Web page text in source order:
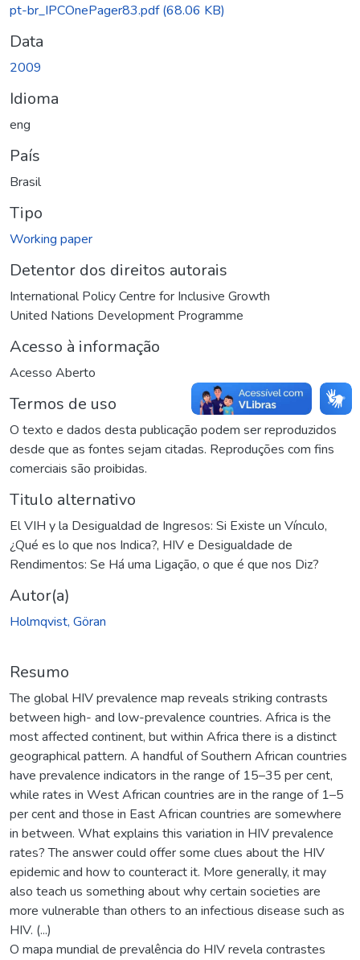
pt-br_IPCOnePager83.pdf(68.06 KB)
Data
2009
Idioma
eng
País
Brasil
Tipo
Working paper
Detentor dos direitos autorais
International Policy Centre for Inclusive Growth
United Nations Development Programme
Acesso à informação
Acesso Aberto
Termos de uso
O texto e dados desta publicação podem ser reproduzidos
desde que as fontes sejam citadas. Reproduções com fins
comerciais são proibidas.
Titulo alternativo
El VIH y la Desigualdad de Ingresos: Si Existe un Vínculo,
¿Qué es lo que nos Indica?, HIV e Desigualdade de
Rendimentos: Se Há uma Ligação, o que é que nos Diz?
Autor(a)
Holmqvist, Göran
Resumo
The global HIV prevalence map reveals striking contrasts
between high- and low-prevalence countries. Africa is the
most affected continent, but within Africa there is a distinct
geographical pattern. A handful of Southern African countries
have prevalence indicators in the range of 15–35 per cent,
while rates in West African countries are in the range of 1–5
per cent and those in East African countries are somewhere
in between. What explains this variation in HIV prevalence
rates? The answer could offer some clues about the HIV
epidemic and how to counteract it. More generally, it may
also teach us something about why certain societies are
more vulnerable than others to an infectious disease such as
HIV. (...)
O mapa mundial de prevalência do HIV revela contrastes